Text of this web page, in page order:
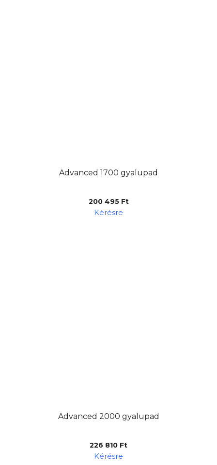
Advanced 1700 gyalupad
200 495 Ft
Kérésre
Advanced 2000 gyalupad
226 810 Ft
Kérésre